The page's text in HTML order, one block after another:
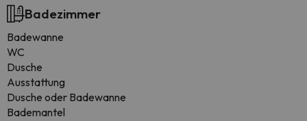
Badezimmer
Badewanne
WC
Dusche
Ausstattung
Dusche oder Badewanne
Bademantel